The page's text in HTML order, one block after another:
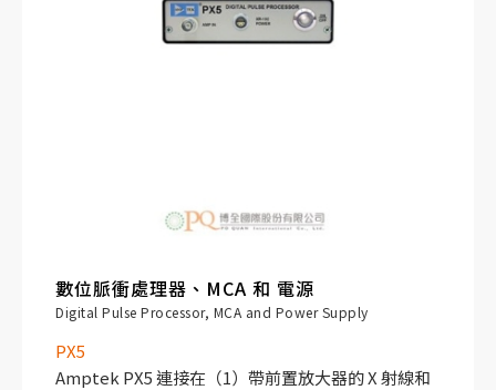
數位脈衝處理器、MCA 和 電源
Digital Pulse Processor, MCA and Power Supply
PX5
Amptek PX5 連接在（1）帶前置放大器的 X 射線和